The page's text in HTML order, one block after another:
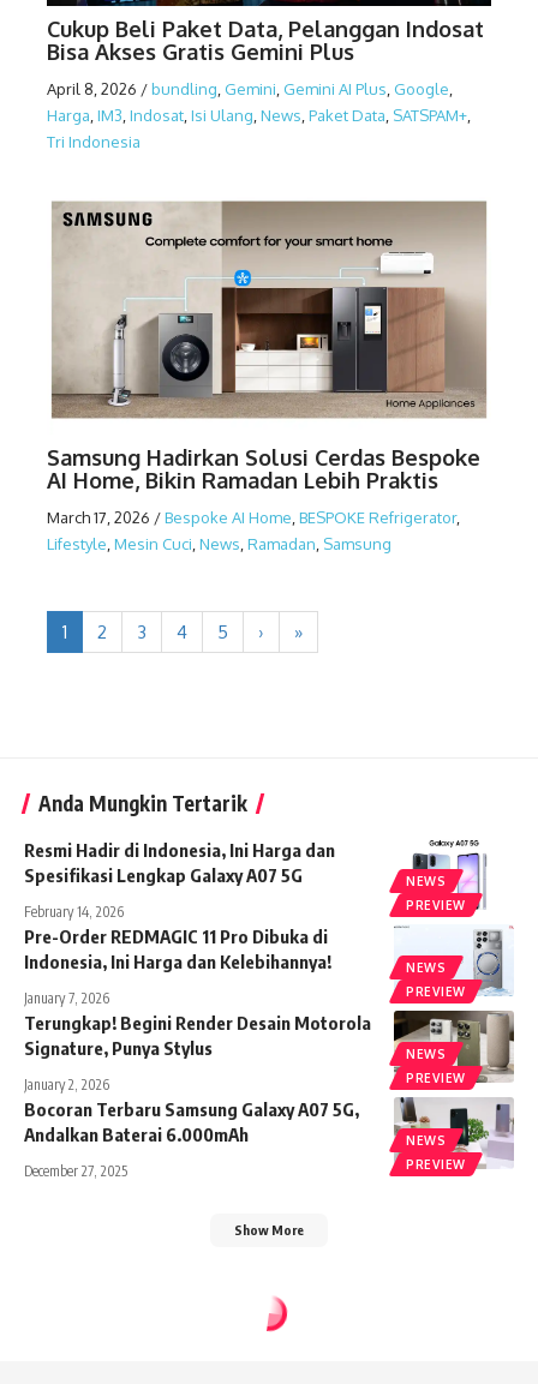
Cukup Beli Paket Data, Pelanggan Indosat
Bisa Akses Gratis Gemini Plus
April 8, 2026 /bundling, Gemini, Gemini AI Plus, Google,
Harga,IM3,Indosat,Isi Ulang,News,Paket Data, SATSPAM+,
Tri Indonesia
Samsung Hadirkan Solusi Cerdas Bespoke
AI Home, Bikin Ramadan Lebih Praktis
March 17, 2026 /Bespoke AI Home,BESPOKE Refrigerator,
Lifestyle,Mesin Cuci,News,Ramadan, Samsung
1 2 3 4 5 › »
Anda Mungkin Tertarik
NEWS
PREVIEW
Resmi Hadir di Indonesia, Ini Harga dan
Spesifikasi Lengkap Galaxy A07 5G
February 14, 2026
NEWS
PREVIEW
Pre-Order REDMAGIC 11 Pro Dibuka di
Indonesia, Ini Harga dan Kelebihannya!
January 7, 2026
NEWS
PREVIEW
Terungkap! Begini Render Desain Motorola
Signature, Punya Stylus
January 2, 2026
NEWS
PREVIEW
Bocoran Terbaru Samsung Galaxy A07 5G,
Andalkan Baterai 6.000mAh
December 27, 2025
Show More